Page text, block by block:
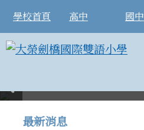
學校首頁 高中 國中
最新消息